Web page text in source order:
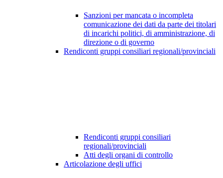
Sanzioni per mancata o incompleta
comunicazione dei dati da parte dei titolari
di incarichi politici, di amministrazione, di
direzione o di governo
Rendiconti gruppi consiliari regionali/provinciali
Rendiconti gruppi consiliari
regionali/provinciali
Atti degli organi di controllo
Articolazione degli uffici